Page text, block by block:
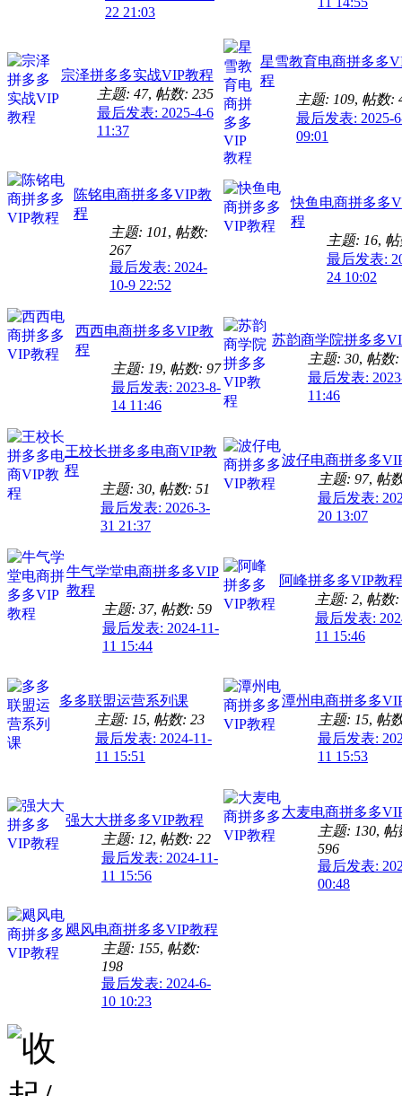
22 21:03
宗泽拼多多实战VIP教程
主题: 47, 帖数: 235
最后发表: 2025-4-6
11:37
星雪教育电商拼多多
程
主题: 109, 帖数:
最后发表: 2025-
09:01
陈铭电商拼多多VIP教
程
主题: 101, 帖数:
267
最后发表: 2024-
10-9 22:52
快鱼电商拼多多
程
主题: 16,
最后发表:
24 10:02
西西电商拼多多VIP教
程
主题: 19, 帖数: 97
最后发表: 2023-8-
14 11:46
苏韵商学院拼多多
主题: 30, 帖数:
最后发表:
11:46
王校长拼多多电商VIP教
程
主题: 30, 帖数: 51
最后发表: 2026-3-
31 21:37
波仔电商拼多多
主题: 97, 帖
最后发表:
20 13:07
牛气学堂电商拼多多VIP
教程
主题: 37, 帖数: 59
最后发表: 2024-11-
11 15:44
阿峰拼多多VIP教程
主题: 2, 帖数:
最后发表:
11 15:46
多多联盟运营系列课
主题: 15, 帖数: 23
最后发表: 2024-11-
11 15:51
潭州电商拼多多
主题: 15, 帖
最后发表:
11 15:53
强大大拼多多VIP教程
主题: 12, 帖数: 22
最后发表: 2024-11-
11 15:56
大麦电商拼多多
主题: 130, 帖
596
最后发表:
00:48
飓风电商拼多多VIP教程
主题: 155, 帖数:
198
最后发表: 2024-6-
10 10:23